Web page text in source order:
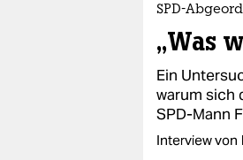
SPD-
„Was
Ein
warum sich
SPD-Mann
Interview von